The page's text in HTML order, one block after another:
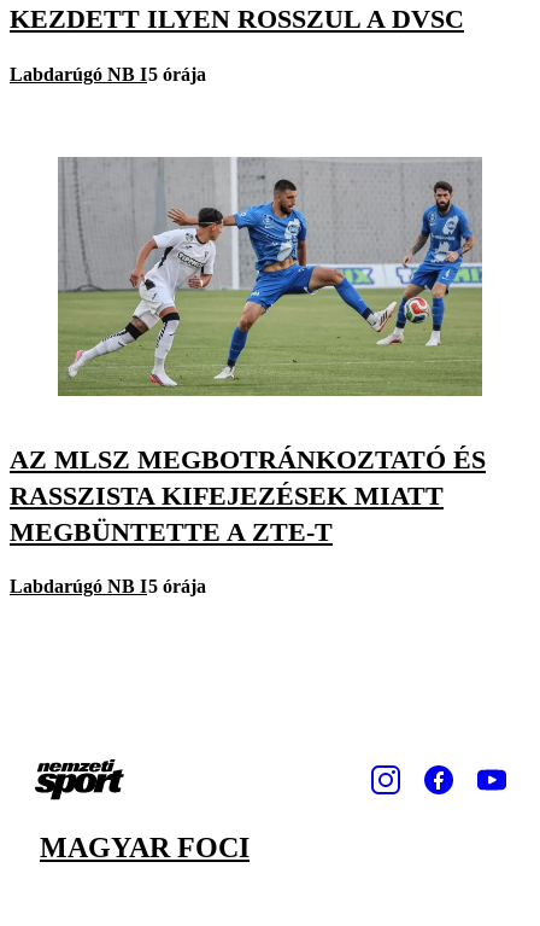
KEZDETT ILYEN ROSSZUL A DVSC
Labdarúgó NB I5 órája
AZ MLSZ MEGBOTRÁNKOZTATÓ ÉS
RASSZISTA KIFEJEZÉSEK MIATT
MEGBÜNTETTE A ZTE-T
Labdarúgó NB I5 órája
MAGYAR FOCI